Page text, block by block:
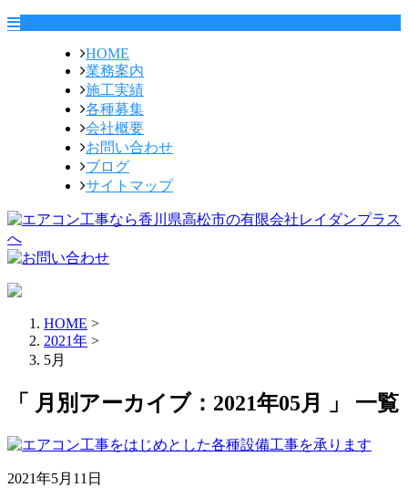
HOME
業務案内
施工実績
各種募集
会社概要
お問い合わせ
ブログ
サイトマップ
HOME >
2021年 >
5月
「 月別アーカイブ：2021年05月 」 一覧
2021年5月11日